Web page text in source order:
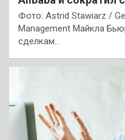
Фото: Astrid Stawiarz /
Management Майкла
сделкам…